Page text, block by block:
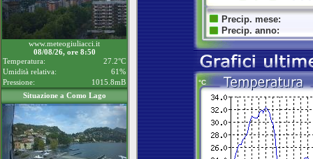
www.meteogiuliacci.it
08/08/26, ore 8:50
Temperatura:
27.2°C
Umidità relativa:
61%
Pressione:
1015.8mB
Situazione a Como Lago